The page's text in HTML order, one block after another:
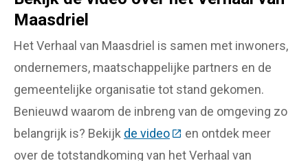
Maasdriel
Het Verhaal van Maasdriel is samen met inwoners,
ondernemers, maatschappelijke partners en de
gemeentelijke organisatie tot stand gekomen.
Benieuwd waarom de inbreng van de omgeving zo
belangrijk is? Bekijk de video(Deze link gaat naar een
en ontdek meer
over de totstandkoming van het Verhaal van